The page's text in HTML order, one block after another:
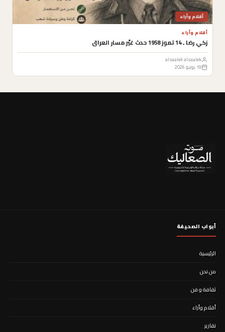
أقلام وأراء
أقلام وأراء
زكي رضا ـ 14 تموز 1958 حدث غيّر مسار العراق
alsaalek alsaalek
19 يوليو 2026
أبواب الصحيفة
الرئيسية
من نحن
ثقافة و فن
أقلام وأراء
تقارير